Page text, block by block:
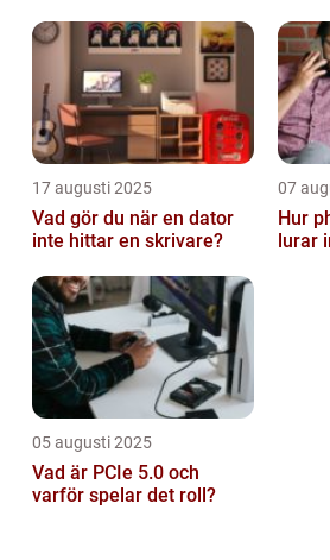
17 augusti 2025
Vad gör du när en dator
inte hittar en skrivare?
07
Hur
lurar
05 augusti 2025
Vad är PCIe 5.0 och
varför spelar det roll?